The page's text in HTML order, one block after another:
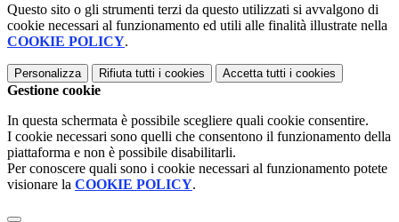
Questo sito o gli strumenti terzi da questo utilizzati si avvalgono di
cookie necessari al funzionamento ed utili alle finalità illustrate nella
COOKIE POLICY.
Personalizza Rifiuta tutti i cookies Accetta tutti i cookies
Gestione cookie
In questa schermata è possibile scegliere quali cookie consentire.
I cookie necessari sono quelli che consentono il funzionamento della
piattaforma e non è possibile disabilitarli.
Per conoscere quali sono i cookie necessari al funzionamento potete
visionare la COOKIE POLICY.